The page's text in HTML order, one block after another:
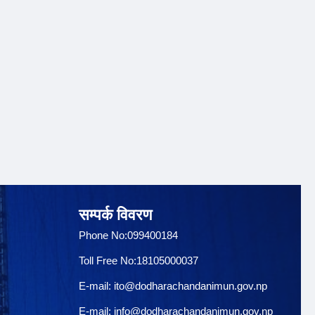
सम्पर्क विवरण
Phone No:099400184
Toll Free No:18105000037
E-mail: ito@dodharachandanimun.gov.np
E-mail: info@dodharachandanimun.gov.np